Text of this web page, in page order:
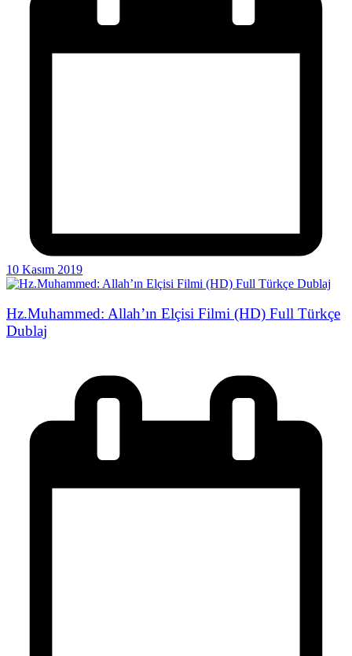
10 Kasım 2019
Hz.Muhammed: Allah’ın Elçisi Filmi (HD) Full Türkçe
Dublaj